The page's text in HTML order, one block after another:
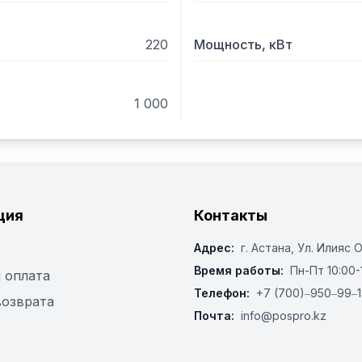
220 Мощность, кВт
1 000
Контакты
Адрес: г. Астана, ​Ул. Илияс
Время работы: Пн-Пт 10:00-
Телефон: +7
Почта: info@pospro.kz